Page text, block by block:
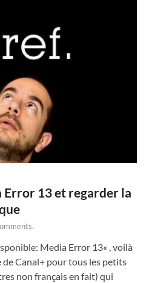
13 et regarder la
Media Error 13« , voilà
de Canal+ pour tous les petits
non français en fait) qui